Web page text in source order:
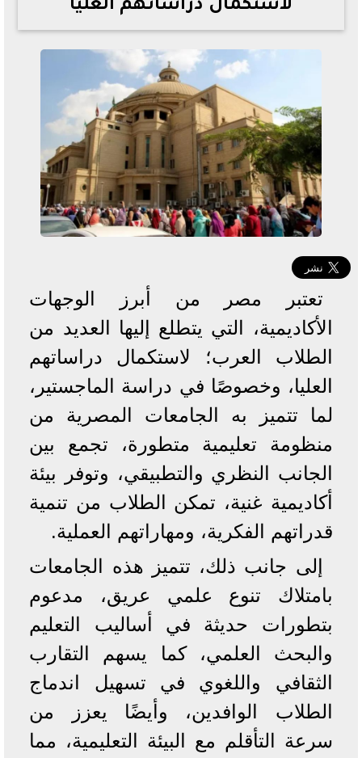
تصرف مثير من ميسي ونجوم الأرجنتين قبل مواجهة مصر
تحسن حالة فضل شاكر الصحية وخروجه من المستشفى |
تفاصيل
أسعار الحديد والأسمنت اليوم الإثنين 6 - 7 - 2026
لاستكمال دراساتهم العليا
تعتبر مصر من أبرز الوجهات
الأكاديمية، التي يتطلع إليها العديد من
الطلاب العرب؛ لاستكمال دراساتهم
العليا، وخصوصًا في دراسة الماجستير،
لما تتميز به الجامعات المصرية من
منظومة تعليمية متطورة، تجمع بين
الجانب النظري والتطبيقي، وتوفر بيئة
أكاديمية غنية، تمكن الطلاب من تنمية
قدراتهم الفكرية، ومهاراتهم العملية.
إلى جانب ذلك، تتميز هذه الجامعات
بامتلاك تنوع علمي عريق، مدعوم
بتطورات حديثة في أساليب التعليم
والبحث العلمي، كما يسهم التقارب
الثقافي واللغوي في تسهيل اندماج
الطلاب الوافدين، وأيضًا يعزز من
سرعة التأقلم مع البيئة التعليمية، مما